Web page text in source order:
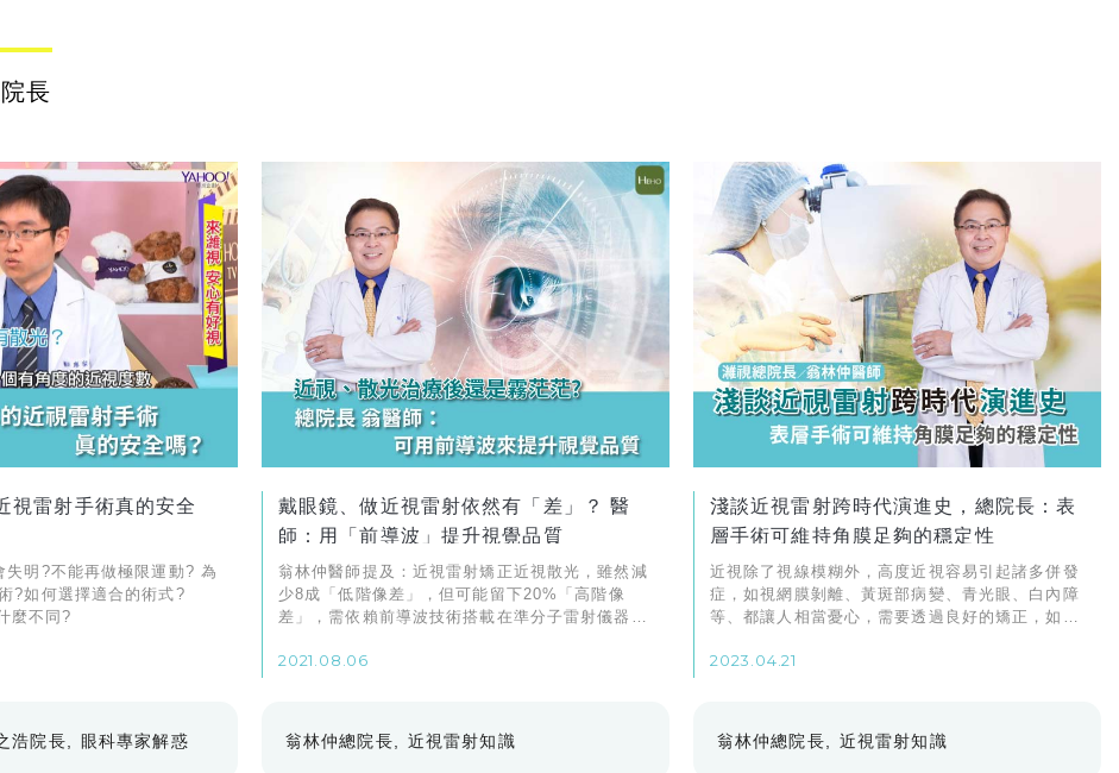
長
視雷射手術真的安全
失明?不能再做極限運動? 為
?如何選擇適合的術式?
麼不同?
浩院長 眼科專家解惑
戴眼鏡、做近視雷射依然有「差」？ 醫
師：用「前導波」提升視覺品質
翁林仲醫師提及：近視雷射矯正近視散光，雖然減
少8成「低階像差」，但可能留下20%「高階像
差」，需依賴前導波技術搭載在準分子雷射儀器，
升。
2021.08.06
翁林仲總院長 近視雷射知識
淺談近視雷射跨時代演進史，總院長：表
層手術可維持角膜足夠的穩定性
近視除了視線模糊外，高度近視容易引起諸多併發
症，如視網膜剝離、黃斑部病變、青光眼、白內障
等、都讓人相當憂心，需要透過良好的矯正，如配
爬升；或者利用雷射手術擺脫近視困擾，也讓自己
2023.04.21
翁林仲總院長 近視雷射知識